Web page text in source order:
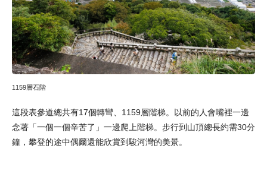
1159層石階
這段表參道總共有17個轉彎、1159層階梯。以前的人會嘴裡一邊
念著「一個一個辛苦了」一邊爬上階梯。步行到山頂總長約需30分
鐘，攀登的途中偶爾還能欣賞到駿河灣的美景。